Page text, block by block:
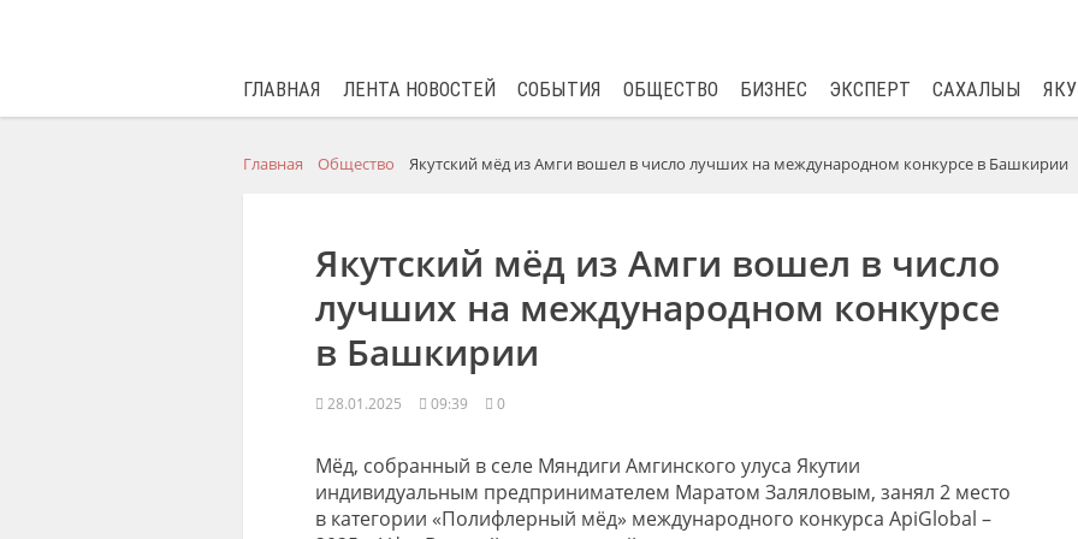
ГЛАВНАЯ ЛЕНТА НОВОСТЕЙ СОБЫТИЯ ОБЩЕСТВО БИЗНЕС ЭКСПЕРТ САХАЛЫЫ
Главная Общество Якутский мёд из Амги вошел в число лучших на международном конкурсе в Башкирии
Якутский мёд из Амги вошел в число
лучших на международном конкурсе
в Башкирии
28.01.2025 09:39 0
Мёд, собранный в селе Мяндиги Амгинского улуса Якутии
индивидуальным предпринимателем Маратом Заляловым, занял 2 место
в категории «Полифлерный мёд» международного конкурса ApiGlobal –